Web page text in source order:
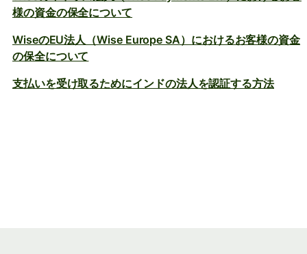
様の資金の保全について
WiseのEU法人（Wise Europe SA）におけるお客様の資金
の保全について
支払いを受け取るためにインドの法人を認証する方法